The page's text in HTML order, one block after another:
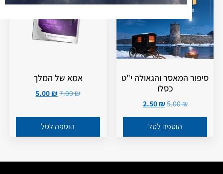
סיפור המאסר והגאולה י"ט
כסלו
₪
5.00
₪
2.50
הוספה לסל
אמא של המלך
₪
7.00
₪
הוספה לסל